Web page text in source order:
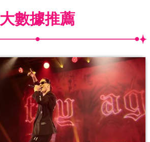
大數據推薦